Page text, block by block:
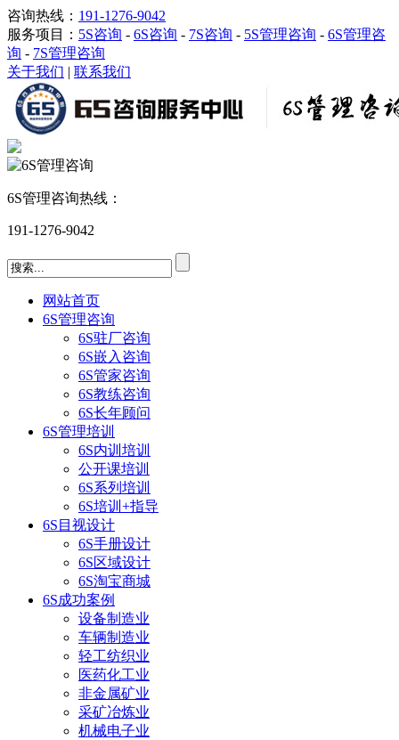
咨询热线： 191-1276-9042
服务项目： 5S咨询 - 6S咨询 - 7S咨询 - 5S管理咨询 - 6S管理咨
询 - 7S管理咨询
关于我们 | 联系我们
6S管理咨询热线：
191-1276-9042
网站首页
6S管理咨询
6S驻厂咨询
6S嵌入咨询
6S管家咨询
6S教练咨询
6S长年顾问
6S管理培训
6S内训培训
公开课培训
6S系列培训
6S培训+指导
6S目视设计
6S手册设计
6S区域设计
6S淘宝商城
6S成功案例
设备制造业
车辆制造业
轻工纺织业
医药化工业
非金属矿业
采矿冶炼业
机械电子业